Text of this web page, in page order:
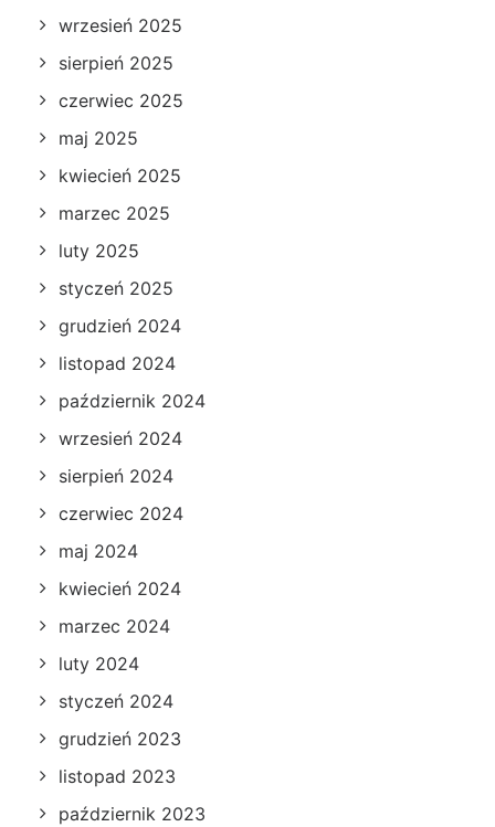
wrzesień 2025
sierpień 2025
czerwiec 2025
maj 2025
kwiecień 2025
marzec 2025
luty 2025
styczeń 2025
grudzień 2024
listopad 2024
październik 2024
wrzesień 2024
sierpień 2024
czerwiec 2024
maj 2024
kwiecień 2024
marzec 2024
luty 2024
styczeń 2024
grudzień 2023
listopad 2023
październik 2023